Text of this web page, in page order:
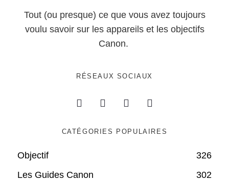
Tout (ou presque) ce que vous avez toujours
voulu savoir sur les appareils et les objectifs
Canon.
RÉSEAUX SOCIAUX
CATÉGORIES POPULAIRES
Objectif
326
Les Guides Canon
302